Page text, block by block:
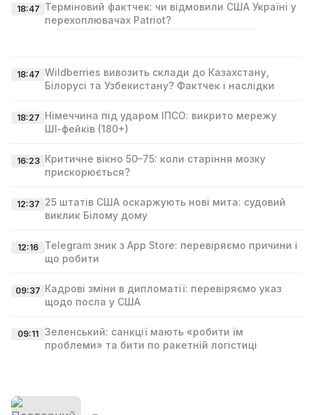
18:47 Терміновий фактчек: чи відмовили США Україні у
перехоплювачах Patriot?
18:47 Wildberries вивозить склади до Казахстану,
Білорусі та Узбекистану? Фактчек і наслідки
18:27 Німеччина під ударом ІПСО: викрито мережу
ШІ‑фейків (180+)
16:23 Критичне вікно 50–75: коли старіння мозку
прискорюється?
12:37 25 штатів США оскаржують нові мита: судовий
виклик Білому дому
12:16
Telegram зник з App Store: перевіряємо причини і
що робити
09:37 Кадрові зміни в дипломатії: перевіряємо указ
щодо посла у США
09:11 Зеленський: санкції мають «робити їм
проблеми» та бити по ракетній логістиці